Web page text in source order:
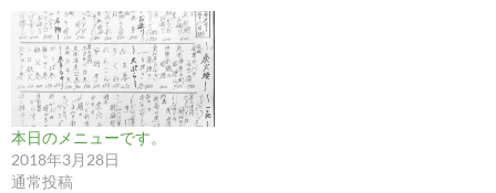
本日のメニューです。
2018年3月28日
通常投稿